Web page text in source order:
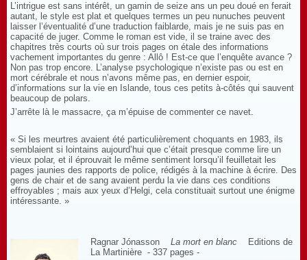
L’intrigue est sans intérêt, un gamin de seize ans un peu doué en ferait
autant, le style est plat et quelques termes un peu nunuches peuvent
laisser l’éventualité d’une traduction faiblarde, mais je ne suis pas en
capacité de juger. Comme le roman est vide, il se traine avec des
chapitres très courts où sur trois pages on étale des informations
vachement importantes du genre : Allô ! Est-ce que l’enquête avance ?
Non pas trop encore. L’analyse psychologique n’existe pas ou est en
mort cérébrale et nous n’avons même pas, en dernier espoir,
d’informations sur la vie en Islande, tous ces petits à-côtés qui sauvent
beaucoup de polars.
J’arrête là le massacre, ça m’épuise de commenter ce navet.
« Si les meurtres avaient été particulièrement choquants en 1983, ils
semblaient si lointains aujourd’hui que c’était presque comme lire un
vieux polar, et il éprouvait le même sentiment lorsqu’il feuilletait les
pages jaunies des rapports de police, rédigés à la machine à écrire. Des
gens de chair et de sang avaient perdu la vie dans ces conditions
effroyables ; mais aux yeux d’Helgi, cela constituait surtout une énigme
intéressante. »
Ragnar JónassonLa mort en blanc Editions de
La Martinière - 337 pages -